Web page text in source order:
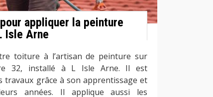
appliquer la peinture
Isle Arne
toiture à l’artisan de peinture sur
32, installé à L Isle Arne. Il est
travaux grâce à son apprentissage et
années. Il applique aussi les